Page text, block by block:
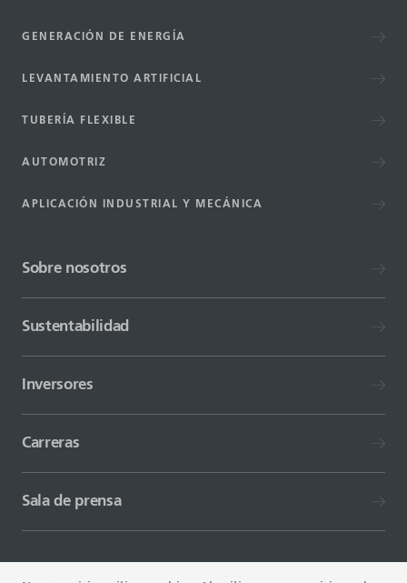
GENERACIÓN DE ENERGÍA
LEVANTAMIENTO ARTIFICIAL
TUBERÍA FLEXIBLE
AUTOMOTRIZ
APLICACIÓN INDUSTRIAL Y MECÁNICA
Sobre nosotros
Sustentabilidad
Inversores
Carreras
Sala de prensa